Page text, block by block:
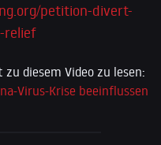
petition-divert-
relief
diesem Video zu lesen:
Virus-Krise beeinflussen